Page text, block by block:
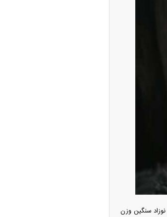
سومین نوزاد سنگین وزن